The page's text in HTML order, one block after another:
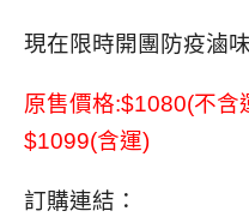
現在限時開團防疫滷
原售價格:$1080(不含
$1099(含運)
訂購連結：